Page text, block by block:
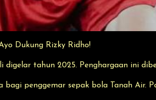
Dukung Rizky Ridho!
digelar tahun 2025. Penghargaan ini
bagi penggemar sepak bola Tanah Air.